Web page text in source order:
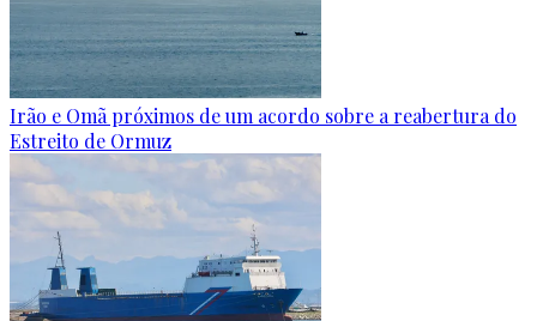
Irão e Omã próximos de um acordo sobre a reabertura do
Estreito de Ormuz